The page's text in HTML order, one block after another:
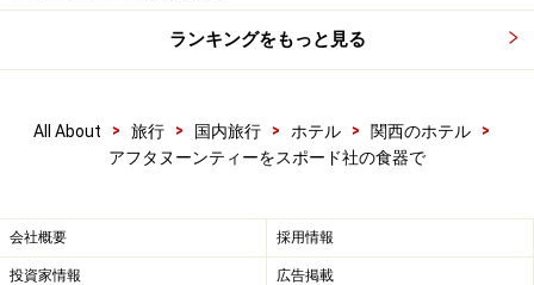
ランキングをもっと見る
All About > 旅行 > 国内旅行 > ホテル > 関西のホテル
>
アフタヌーンティーをスポード社の食器で
会社概要 採用情報
投資家情報 広告掲載